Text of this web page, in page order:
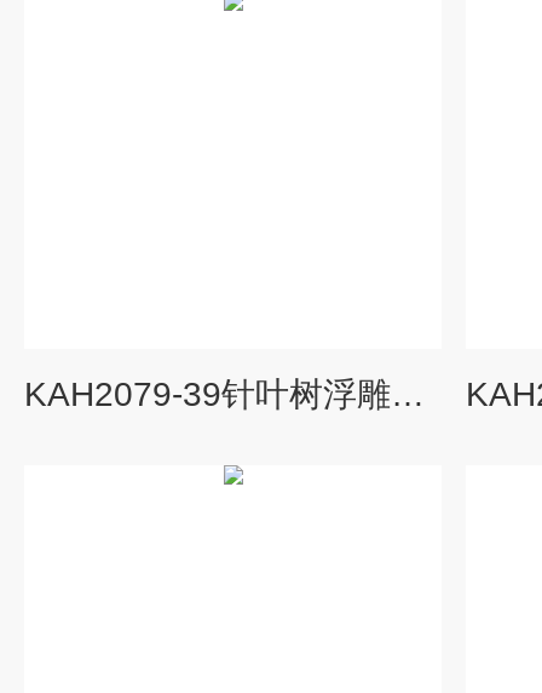
KAH2079-39针叶树浮雕模型